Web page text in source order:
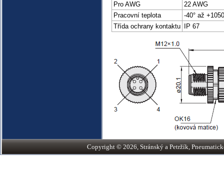
Pro AWG
22 AWG
Pracovní teplota
-40° až
Třída ochrany kontaktu
IP 67
Copyright © 2026, Stránský a Petržík,